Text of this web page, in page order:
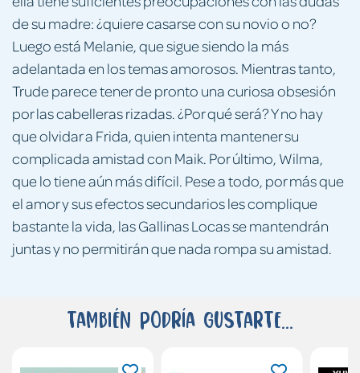
de su madre: ¿quiere casarse con su novio o no?
Luego está Melanie, que sigue siendo la más
adelantada en los temas amorosos. Mientras tanto,
Trude parece tener de pronto una curiosa obsesión
por las cabelleras rizadas. ¿Por qué será? Y no hay
que olvidar a Frida, quien intenta mantener su
complicada amistad con Maik. Por último, Wilma,
que lo tiene aún más difícil. Pese a todo, por más que
el amor y sus efectos secundarios les complique
bastante la vida, las Gallinas Locas se mantendrán
juntas y no permitirán que nada rompa su amistad.
También podría gustarte...